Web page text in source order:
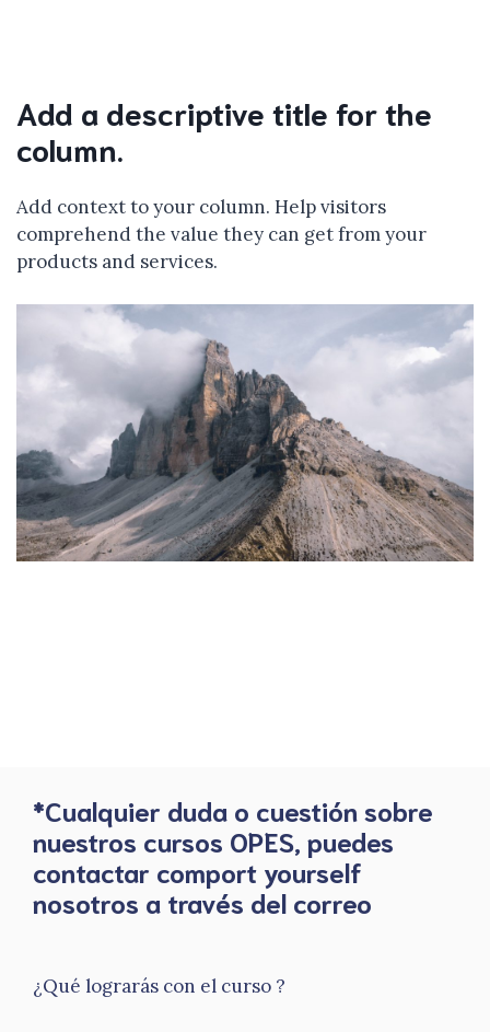
Add a descriptive title for the
column.
Add context to your column. Help visitors
comprehend the value they can get from your
products and services.
*Cualquier duda o cuestión sobre
nuestros cursos OPES, puedes
contactar comport yourself
nosotros a través del correo
¿Qué lograrás con el curso ?